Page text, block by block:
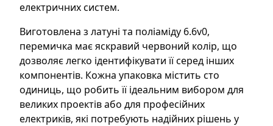
електричних систем.
Виготовлена з латуні та поліаміду 6.6v0,
перемичка має яскравий червоний колір, що
дозволяє легко ідентифікувати її серед інших
компонентів. Кожна упаковка містить сто
одиниць, що робить її ідеальним вибором для
великих проектів або для професійних
електриків, які потребують надійних рішень у